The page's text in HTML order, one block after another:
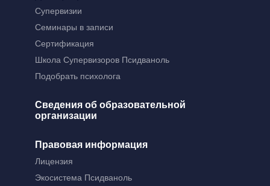
Сведения об образовательной
организации
Правовая информация
Супервизии
Семинары в записи
Сертификация
Школа Супервизоров Псидваноль
Подобрать психолога
Лицензия
Экосистема Псидваноль